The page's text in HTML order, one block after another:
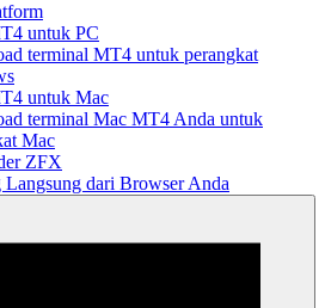
untuk PC
terminal MT4 untuk perangkat
untuk Mac
terminal Mac MT4 Anda untuk
Mac
ZFX
Langsung dari Browser Anda